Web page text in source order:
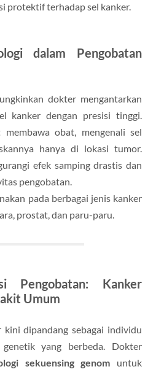
protektif terhadap sel kanker.
dalam Pengobatan
dokter mengantarkan
kanker dengan presisi tinggi.
obat, mengenali sel
hanya di lokasi tumor.
efek samping drastis dan
pengobatan.
pada berbagai jenis kanker
prostat, dan paru-paru.
Pengobatan: Kanker
Umum
kini dipandang sebagai individu
yang berbeda. Dokter
sekuensing genom untuk